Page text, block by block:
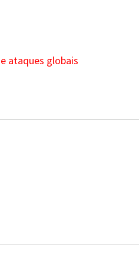
ataques globais